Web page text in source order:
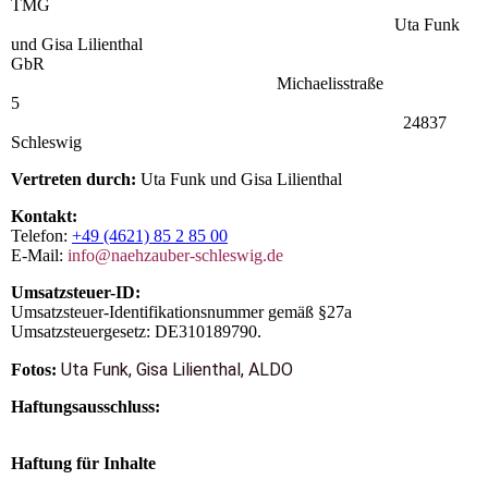
TMG
Uta Funk
und Gisa Lilienthal
GbR
Michaelisstraße
5
24837
Schleswig
Vertreten durch: Uta Funk und Gisa Lilienthal
Kontakt:
Telefon: +49 (4621) 85 2 85 00
E-Mail: info@naehzauber-schleswig.de
Umsatzsteuer-ID:
Umsatzsteuer-Identifikationsnummer gemäß §27a
Umsatzsteuergesetz: DE310189790.
Fotos: Uta Funk, Gisa Lilienthal, ALDO
Haftungsausschluss:
Haftung für Inhalte